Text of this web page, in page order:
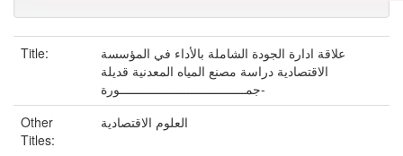
Title:
علاقة ادارة الجودة الشاملة بالأداء في المؤسسة
الاقتصادية دراسة مصنع المياه المعدنية قديلة
-جمـــــــــــــــــــــــــــــــــــورة
Other
Titles:
العلوم الاقتصادية